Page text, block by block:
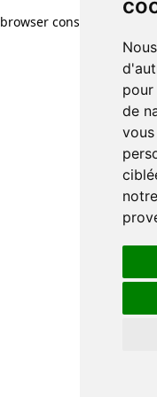
de
browser console for more